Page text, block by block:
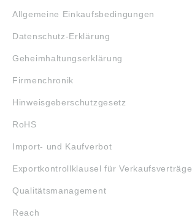
Allgemeine Einkaufsbedingungen
Datenschutz-Erklärung
Geheimhaltungserklärung
Firmenchronik
Hinweisgeberschutzgesetz
RoHS
Import- und Kaufverbot
Exportkontrollklausel für Verkaufsverträge
Qualitätsmanagement
Reach